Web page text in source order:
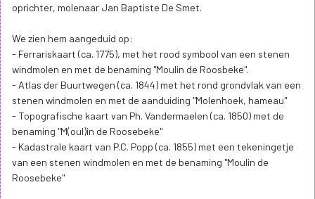
oprichter, molenaar Jan Baptiste De Smet.
We zien hem aangeduid op:
- Ferrariskaart (ca. 1775), met het rood symbool van een stenen
windmolen en met de benaming "Moulin de Roosbeke".
- Atlas der Buurtwegen (ca. 1844) met het rond grondvlak van een
stenen windmolen en met de aanduiding "Molenhoek, hameau"
- Topografische kaart van Ph. Vandermaelen (ca. 1850) met de
benaming "M(oul)in de Roosebeke"
- Kadastrale kaart van P.C. Popp (ca. 1855) met een tekeningetje
van een stenen windmolen en met de benaming "Moulin de
Roosebeke"